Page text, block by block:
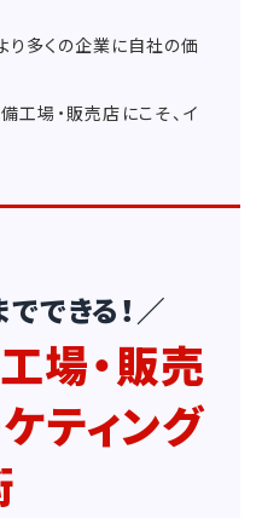
り多くの企業に自社の価
場・販売店にこそ、イ
できる！／
場・販売
ティング